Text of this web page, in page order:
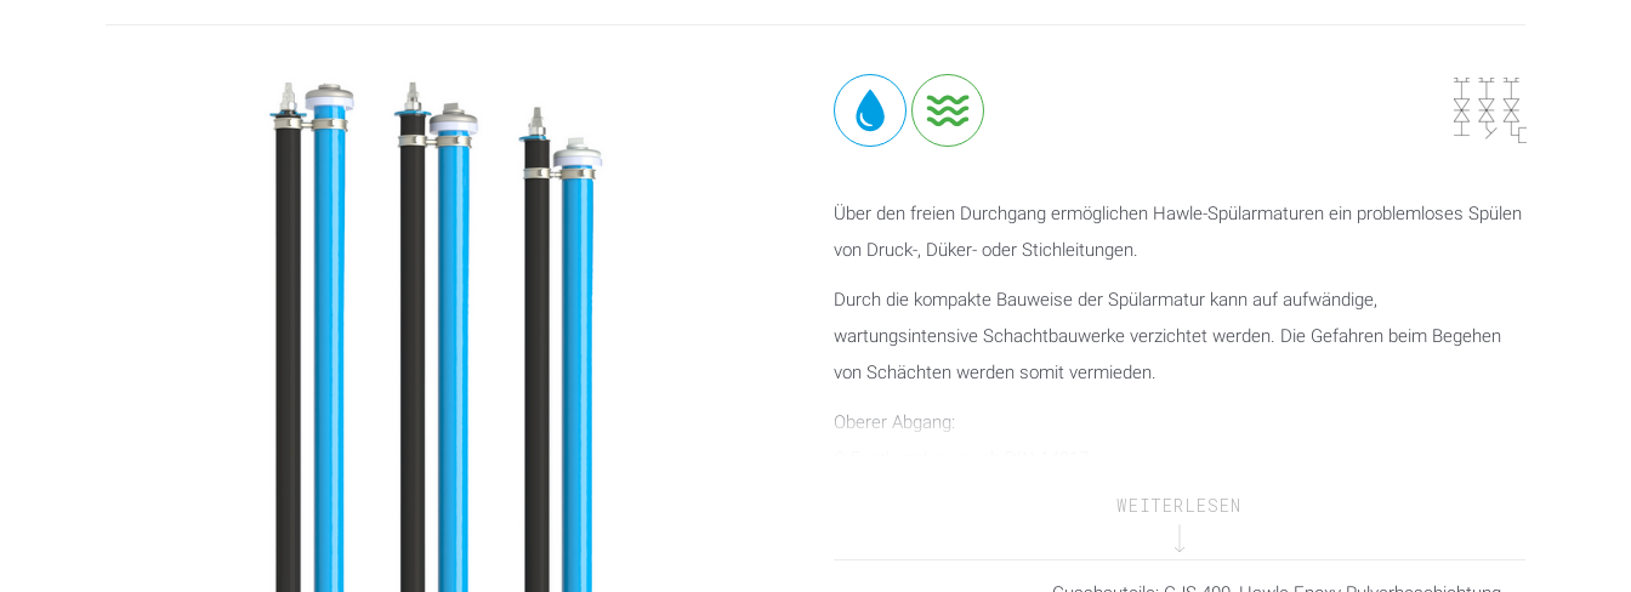
Über den freien Durchgang ermöglichen Hawle-Spülarmaturen ein problemloses Spülen
von Druck-, Düker- oder Stichleitungen.
Durch die kompakte Bauweise der Spülarmatur kann auf aufwändige,
wartungsintensive Schachtbauwerke verzichtet werden. Die Gefahren beim Begehen
von Schächten werden somit vermieden.
Oberer Abgang:
WEITERLESEN